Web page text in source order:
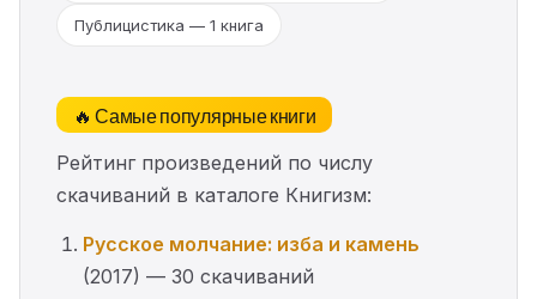
Публицистика — 1 книга
🔥 Самые популярные книги
Рейтинг произведений по числу
скачиваний в каталоге Книгизм:
Русское молчание: изба и камень
(2017) — 30 скачиваний